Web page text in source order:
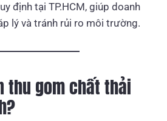
định tại TP.HCM, giúp doanh
lý và tránh rủi ro môi trường.
thu gom chất thải